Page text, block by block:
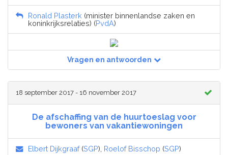
Ronald Plasterk (minister binnenlandse zaken en
koninkrijksrelaties) (PvdA)
Vragen en antwoorden
18 september 2017 - 16 november 2017
De afschaffing van de huurtoeslag voor
bewoners van vakantiewoningen
Elbert Dijkgraaf(SGP), Roelof Bisschop (SGP)